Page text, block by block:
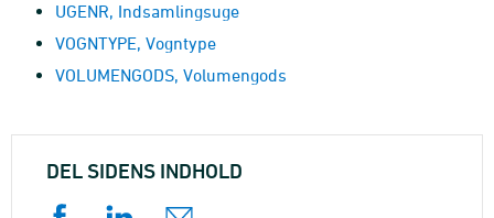
UGENR, Indsamlingsuge
VOGNTYPE, Vogntype
VOLUMENGODS, Volumengods
DEL SIDENS INDHOLD